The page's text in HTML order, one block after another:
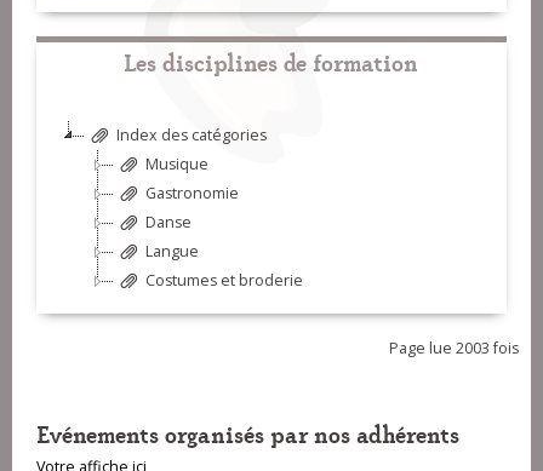
Les disciplines de formation
Index des catégories
Musique
Gastronomie
Danse
Langue
Costumes et broderie
Page lue 2003 fois
Evénements organisés par nos adhérents